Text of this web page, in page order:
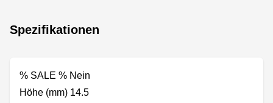
Spezifikationen
% SALE % Nein
Höhe (mm) 14.5